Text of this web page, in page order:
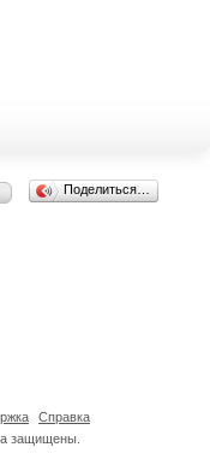
Поделиться…
защищены.
Справка